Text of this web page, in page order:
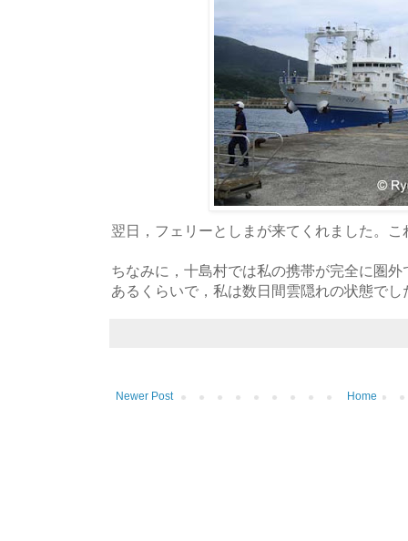
翌日，フェリーとしまが来てくれました。
ちなみに，十島村では私の携帯が完全に圏
あるくらいで，私は数日間雲隠れの状態でし
Newer Post Home